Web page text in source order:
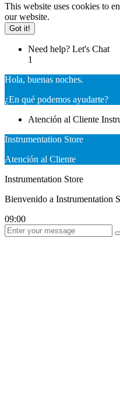
This website uses cookies to
our website.
Got it!
Need help? Let's Chat
1
Hola, buenas noches.
¿En qué podemos ayudarte?
Atención al Cliente
Instrumentation Store
Atención al Cliente
Instrumentation Store
Bienvenido a Instrumentation
09:00